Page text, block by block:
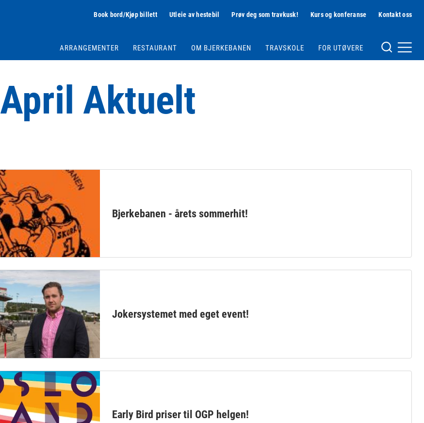
Book bord/Kjøp billett Utleie av hestebil Prøv deg som travkusk! Kurs og konferanse Kontakt oss
ARRANGEMENTER RESTAURANT OM BJERKEBANEN TRAVSKOLE FOR UTØVERE
April Aktuelt
Bjerkebanen - årets sommerhit!
Jokersystemet med eget event!
Early Bird priser til OGP helgen!